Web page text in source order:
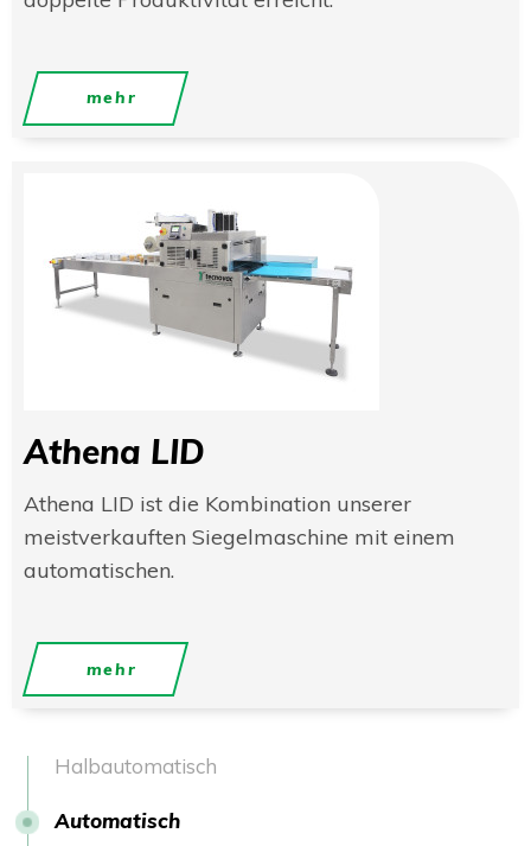
mehr
Athena LID
Athena LID ist die Kombination unserer
meistverkauften Siegelmaschine mit einem
automatischen.
mehr
Halbautomatisch
Automatisch